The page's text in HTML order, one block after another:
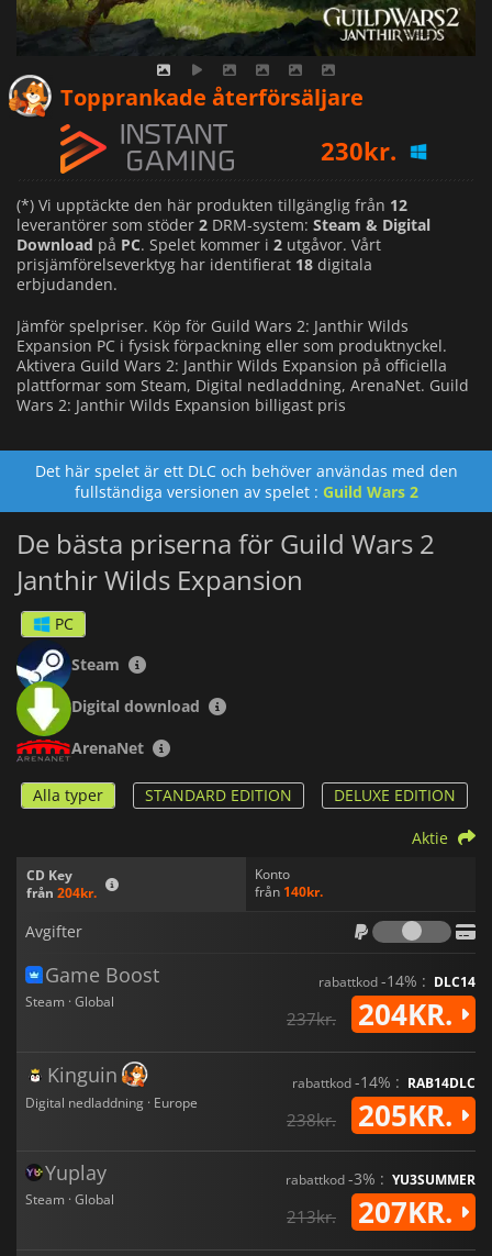
Topprankade återförsäljare
205kr.
230kr.
241kr.
(*) Vi upptäckte den här produkten tillgänglig från 12
leverantörer som stöder 2 DRM-system: Steam & Digital
Download på PC. Spelet kommer i 2 utgåvor. Vårt
prisjämförelseverktyg har identifierat 18 digitala
erbjudanden.
Jämför spelpriser. Köp för Guild Wars 2: Janthir Wilds
Expansion PC i fysisk förpackning eller som produktnyckel.
Aktivera Guild Wars 2: Janthir Wilds Expansion på officiella
plattformar som Steam, Digital nedladdning, ArenaNet. Guild
Wars 2: Janthir Wilds Expansion billigast pris
Det här spelet är ett DLC och behöver användas med den
fullständiga versionen av spelet : Guild Wars 2
De bästa priserna för Guild Wars 2
Janthir Wilds Expansion
PC
Steam
Digital download
ArenaNet
Alla typer STANDARD EDITION DELUXE EDITION
CD Key
från 204kr.
Konto
från 140kr.
Aktie
Avgifter
Game Boost
Steam · Global
rabattkod-14% : DLC14
237kr. 204KR.
Kinguin
Digital nedladdning · Europe
rabattkod-14% : RAB14DLC
238kr. 205KR.
Yuplay
Steam · Global
rabattkod-3% : YU3SUMMER
213kr. 207KR.